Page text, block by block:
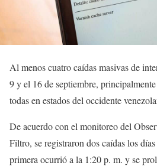
Al menos cuatro caídas masivas de
9 y el 16 de septiembre,
todas en estados del occidente
De acuerdo con el monitoreo del
Filtro, se registraron dos caídas los
primera ocurrió a la 1:20 p. m. y se